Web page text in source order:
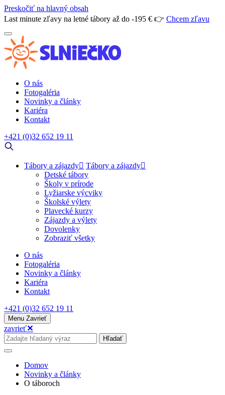
Preskočiť na hlavný obsah
Last minute zľavy na letné tábory až do -195 € 👉 Chcem zľavu
O nás
Fotogaléria
Novinky a články
Kariéra
Kontakt
+421 (0)32 652 19 11
Tábory a zájazdy
Tábory a zájazdy
Detské tábory
Školy v prírode
Lyžiarske výcviky
Školské výlety
Plavecké kurzy
Zájazdy a výlety
Dovolenky
Zobraziť všetky
O nás
Fotogaléria
Novinky a články
Kariéra
Kontakt
+421 (0)32 652 19 11
Menu Zavrieť
zavrieť✕
Hľadať
Domov
Novinky a články
O táboroch